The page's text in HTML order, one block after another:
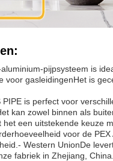
pijpsysteem is
voor gasleidingenHet is
PIPE is perfect voor
kan zowel binnen als
een uitstekende keuze
voor de
Western UnionDe
fabriek in Zhejiang, China.